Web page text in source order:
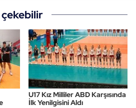
U17 Kız Milliler ABD Karşısında
İlk Yenilgisini Aldı